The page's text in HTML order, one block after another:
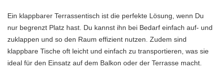
Ein klappbarer Terrassentisch ist die perfekte Lösung, wenn Du
nur begrenzt Platz hast. Du kannst ihn bei Bedarf einfach auf- und
zuklappen und so den Raum effizient nutzen. Zudem sind
klappbare Tische oft leicht und einfach zu transportieren, was sie
ideal für den Einsatz auf dem Balkon oder der Terrasse macht.